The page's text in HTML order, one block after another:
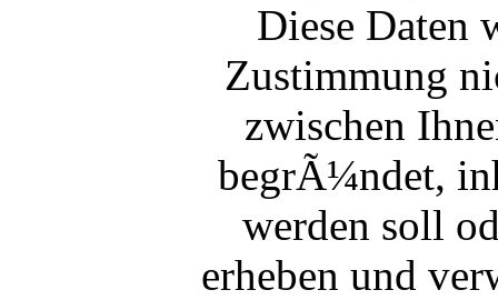
Diese Daten
Zustimmung
zwischen
begrÃ¼ndet,
werden soll
erheben und